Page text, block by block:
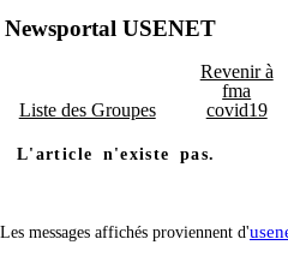
Newsportal USENET
Liste des Groupes
Revenir à
fma
covid19
L'article n'existe pas.
Les messages affichés proviennent d'